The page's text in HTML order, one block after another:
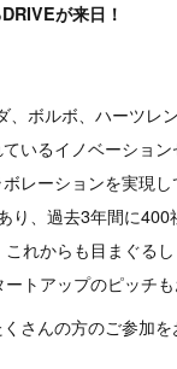
が来日！
ボルボ、ハーツ
いるイノベーショ
レーションを実現し
、過去3年間に
れからも目まぐる
トアップのピッチも
さんの方のご参加を